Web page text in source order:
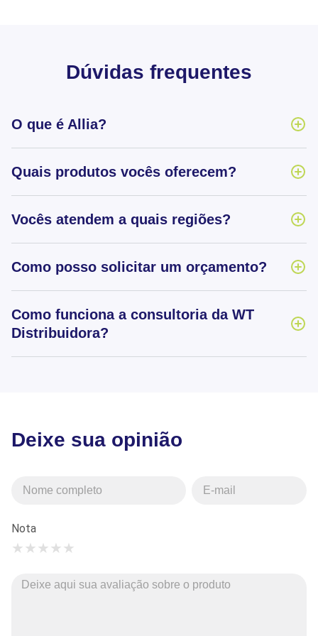
Dúvidas frequentes
O que é Allia?
Quais produtos vocês oferecem?
Vocês atendem a quais regiões?
Como posso solicitar um orçamento?
Como funciona a consultoria da WT
Distribuidora?
Deixe sua opinião
Nota
★
★
★
★
★